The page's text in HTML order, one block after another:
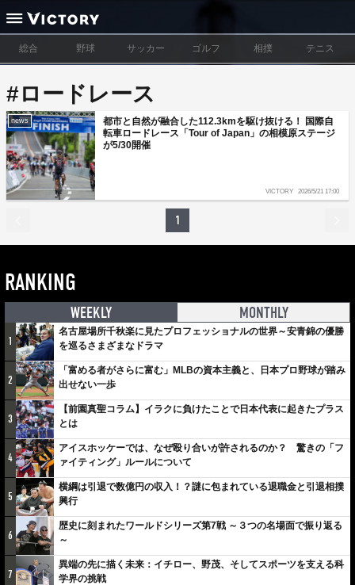
総合 野球 サッカー ゴルフ 相撲 テニス
#ロードレース
news
都市と自然が融合した112.3kmを駆け抜ける！ 国際自
転車ロードレース「Tour of Japan」の相模原ステージ
が5/30開催
VICTORY 2026/5/21 17:00
1
RANKING
WEEKLY MONTHLY
1
名古屋場所千秋楽に見たプロフェッショナルの世界～安青錦の優勝
を巡るさまざまなドラマ
2
「富める者がさらに富む」MLBの資本主義と、日本プロ野球が踏み
出せない一歩
3
【前園真聖コラム】イラクに負けたことで日本代表に起きたプラス
とは
4
アイスホッケーでは、なぜ殴り合いが許されるのか？ 驚きの「フ
ァイティング」ルールについて
5
横綱は引退で数億円の収入！？謎に包まれている退職金と引退相撲
興行
6
歴史に刻まれたワールドシリーズ第7戦 ～３つの名場面で振り返る
～
7
異端の先に描く未来：イチロー、野茂、そしてスポーツを支える科
学界の挑戦